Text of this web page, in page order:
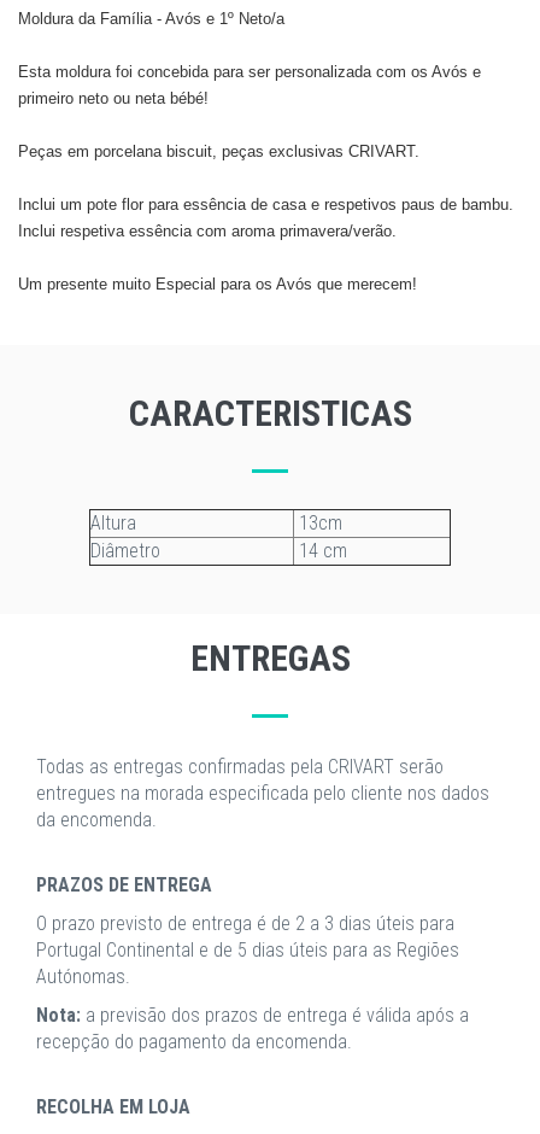
Moldura da Família - Avós e 1º Neto/a
Esta moldura foi concebida para ser personalizada com os Avós e
primeiro neto ou neta bébé!
Peças em porcelana biscuit, peças exclusivas CRIVART.
Inclui um pote flor para essência de casa e respetivos paus de bambu.
Inclui respetiva essência com aroma primavera/verão.
​Um presente muito Especial para os Avós que merecem!
CARACTERISTICAS
Altura
13cm
Diâmetro
14 cm
ENTREGAS
Todas as entregas confirmadas pela CRIVART serão
entregues na morada especificada pelo cliente nos dados
da encomenda.
PRAZOS DE ENTREGA
O prazo previsto de entrega é de 2 a 3 dias úteis para
Portugal Continental e de 5 dias úteis para as Regiões
Autónomas.
Nota: a previsão dos prazos de entrega é válida após a
recepção do pagamento da encomenda.
RECOLHA EM LOJA